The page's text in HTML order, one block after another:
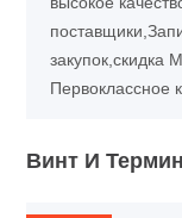
Первоклассное
Винт И